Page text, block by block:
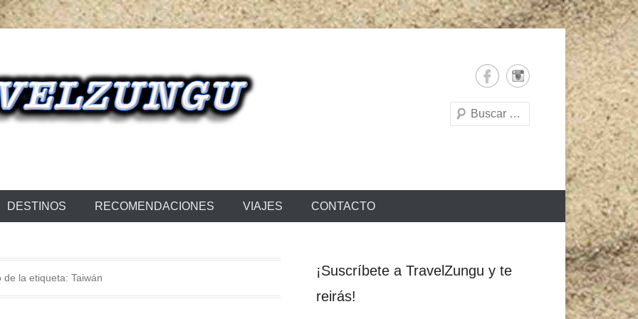
Buscar
DESTINOS RECOMENDACIONES VIAJES CONTACTO
de la etiqueta: Taiwán
¡Suscríbete a TravelZungu y te
reirás!